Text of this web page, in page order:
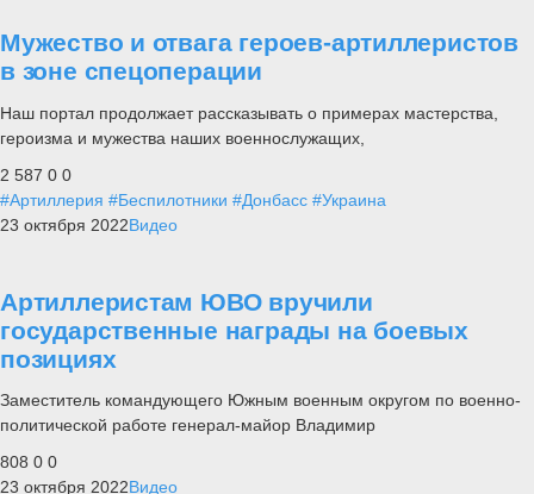
Мужество и отвага героев-артиллеристов
в зоне спецоперации
Наш портал продолжает рассказывать о примерах мастерства,
героизма и мужества наших военнослужащих,
2 587 0 0
#Артиллерия #Беспилотники #Донбасс #Украина
23 октября 2022Видео
Артиллеристам ЮВО вручили
государственные награды на боевых
позициях
Заместитель командующего Южным военным округом по военно-
политической работе генерал-майор Владимир
808 0 0
23 октября 2022Видео